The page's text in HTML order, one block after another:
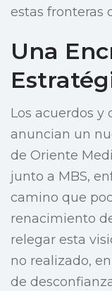
estas fronteras
Una
Los acuerdos y
anuncian un
de Oriente
junto a MBS,
camino que
renacimiento
relegar esta
no realizado,
de